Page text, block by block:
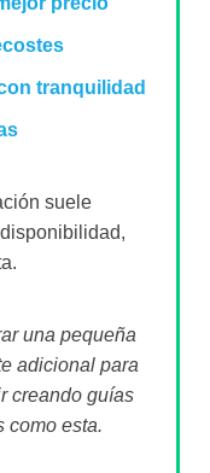
tranquilidad
suele
una pequeña
adicional para
creando guías
como esta.